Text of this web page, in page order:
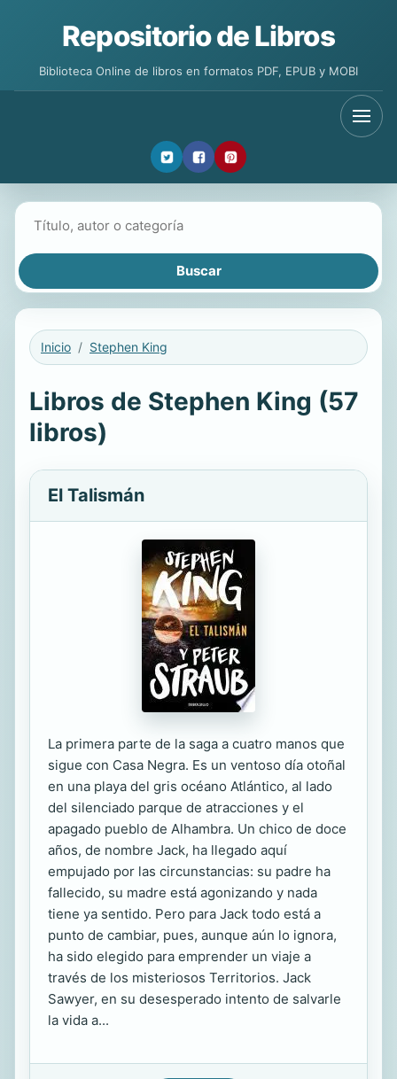
Repositorio de Libros
Biblioteca Online de libros en formatos PDF, EPUB y MOBI
Inicio Stephen King
Libros de Stephen King (57
libros)
El Talismán
La primera parte de la saga a cuatro manos que
sigue con Casa Negra. Es un ventoso día otoñal
en una playa del gris océano Atlántico, al lado
del silenciado parque de atracciones y el
apagado pueblo de Alhambra. Un chico de doce
años, de nombre Jack, ha llegado aquí
empujado por las circunstancias: su padre ha
fallecido, su madre está agonizando y nada
tiene ya sentido. Pero para Jack todo está a
punto de cambiar, pues, aunque aún lo ignora,
ha sido elegido para emprender un viaje a
través de los misteriosos Territorios. Jack
Sawyer, en su desesperado intento de salvarle
la vida a...